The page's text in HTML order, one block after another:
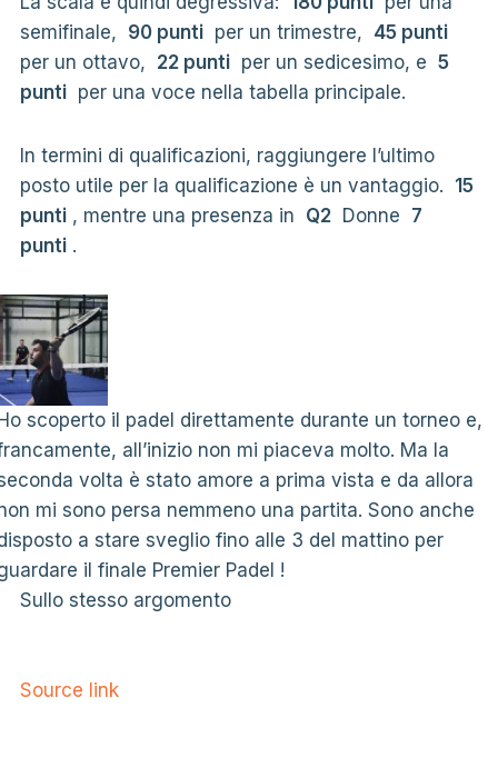
semifinale, 90 puntiper un trimestre, 45 punti
per un ottavo, 22 puntiper un sedicesimo, e 5
puntiper una voce nella tabella principale.
In termini di qualificazioni, raggiungere l’ultimo
posto utile per la qualificazione è un vantaggio. 15
punti, mentre una presenza in Q2Donne 7
punti.
scoperto il padel direttamente durante un torneo e,
all’inizio non mi piaceva molto. Ma la
volta è stato amore a prima vista e da allora
mi sono persa nemmeno una partita. Sono anche
a stare sveglio fino alle 3 del mattino per
il finale Premier Padel !
Sullo stesso argomento
Source link